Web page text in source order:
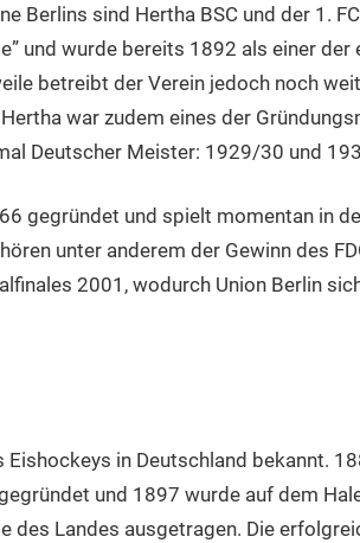
Berlins sind Hertha BSC und der 1.
und wurde bereits 1892 als einer
betreibt der Verein jedoch noch
war zudem eines der
Deutscher Meister: 1929/30 und
gegründet und spielt momentan in
unter anderem der Gewinn des
2001, wodurch Union Berlin
Eishockeys in Deutschland bekannt.
und 1897 wurde auf dem
des Landes ausgetragen. Die